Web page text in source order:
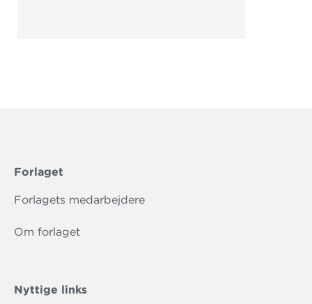
Forlaget
Forlagets medarbejdere
Om forlaget
Nyttige links